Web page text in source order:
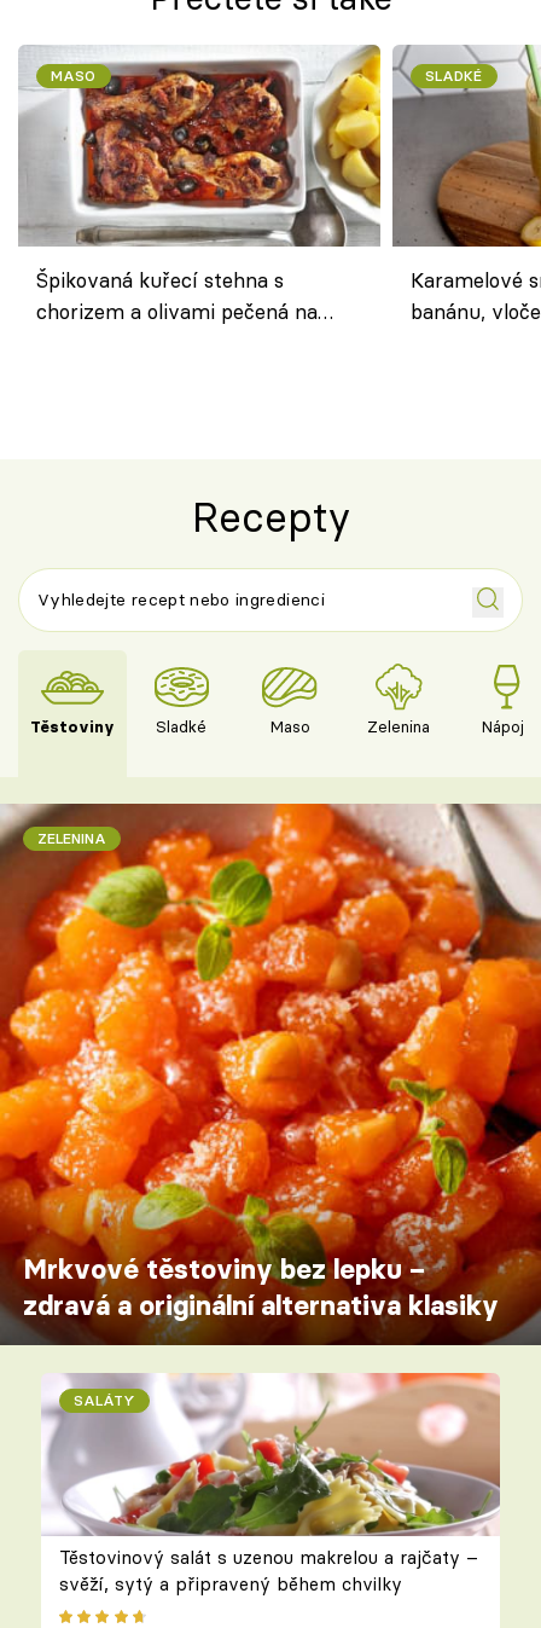
MASO
Špikovaná kuřecí stehna s
chorizem a olivami pečená na
SLADKÉ
Karamelové
banánu,
Recepty
Těstoviny Sladké Maso Zelenina Nápoje
ZELENINA
Mrkvové těstoviny bez lepku –
zdravá a originální alternativa klasiky
SALÁTY
Těstovinový salát s uzenou makrelou a rajčaty –
svěží, sytý a připravený během chvilky